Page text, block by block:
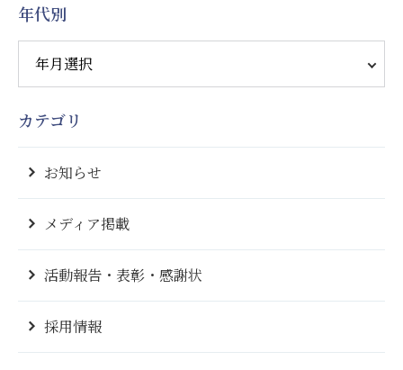
年代別
カテゴリ
お知らせ
メディア掲載
活動報告・表彰・感謝状
採用情報